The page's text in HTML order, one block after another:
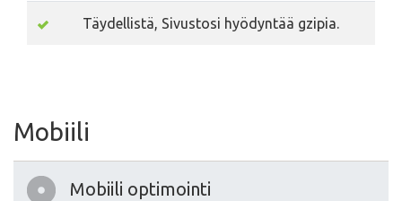
Täydellistä, Sivustosi hyödyntää gzipia.
Mobiili
Mobiili optimointi